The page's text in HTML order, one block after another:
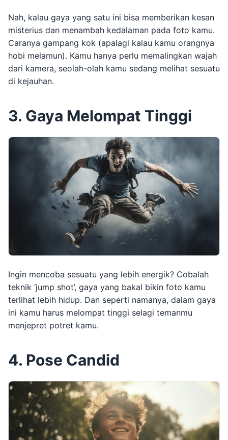
Nah, kalau gaya yang satu ini bisa memberikan kesan
misterius dan menambah kedalaman pada foto kamu.
Caranya gampang kok (apalagi kalau kamu orangnya
hobi melamun). Kamu hanya perlu memalingkan wajah
dari kamera, seolah-olah kamu sedang melihat sesuatu
di kejauhan.
3. Gaya Melompat Tinggi
Ingin mencoba sesuatu yang lebih energik? Cobalah
teknik ‘jump shot’, gaya yang bakal bikin foto kamu
terlihat lebih hidup. Dan seperti namanya, dalam gaya
ini kamu harus melompat tinggi selagi temanmu
menjepret potret kamu.
4. Pose Candid